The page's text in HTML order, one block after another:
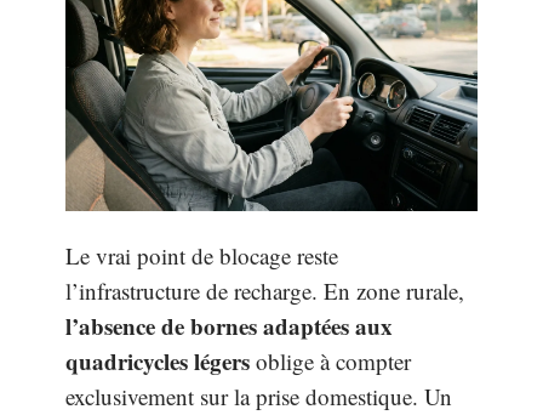
Le vrai point de blocage reste
l’infrastructure de recharge. En zone rurale,
l’absence de bornes adaptées aux
quadricycles légers oblige à compter
exclusivement sur la prise domestique. Un